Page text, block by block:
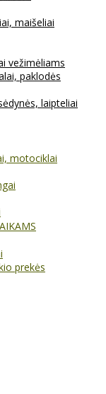
maišeliai
vežimėliams
paklodės
laipteliai
motociklai
prekės